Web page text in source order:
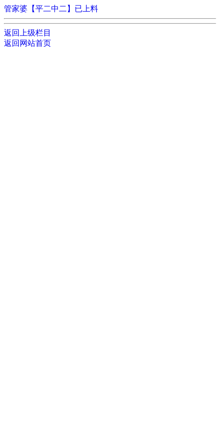
管家婆【平二中二】已上料
返回上级栏目
返回网站首页